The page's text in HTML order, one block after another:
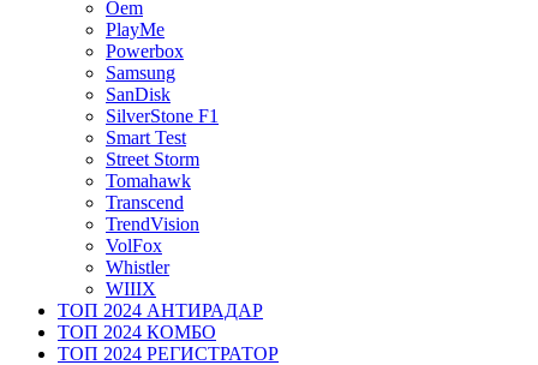
Oem
PlayMe
Powerbox
Samsung
SanDisk
SilverStone F1
Smart Test
Street Storm
Tomahawk
Transcend
TrendVision
VolFox
Whistler
WIIIX
ТОП 2024 АНТИРАДАР
ТОП 2024 КОМБО
ТОП 2024 РЕГИСТРАТОР